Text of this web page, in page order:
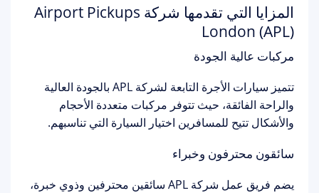
المزايا التي تقدمها شركة Airport Pickups
London (APL)
مركبات عالية الجودة
تتميز سيارات الأجرة التابعة لشركة APL بالجودة العالية
والراحة الفائقة، حيث تتوفر مركبات متعددة الأحجام
والأشكال تتيح للمسافرين اختيار السيارة التي تناسبهم.
سائقون محترفون وخبراء
يضم فريق عمل شركة APL سائقين محترفين وذوي خبرة،